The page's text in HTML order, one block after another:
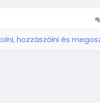
hozzászólni és